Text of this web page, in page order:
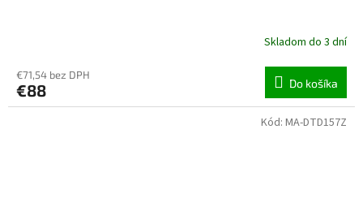
Skladom do 3 dní
€71,54 bez DPH
€88 Do košíka
Kód: MA-DTD157Z